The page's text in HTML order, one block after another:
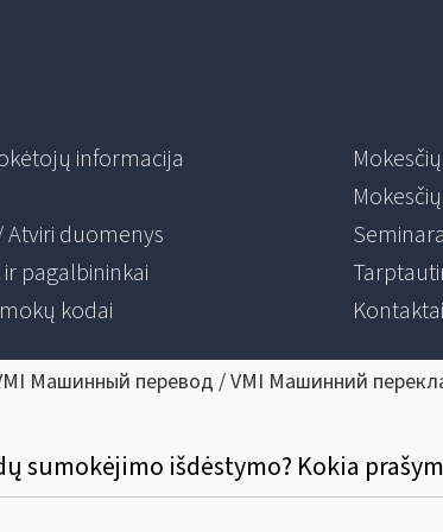
informacija
Atviri duomenys
pagalbininkai
kodai
Машинный перевод / VMI Машинний